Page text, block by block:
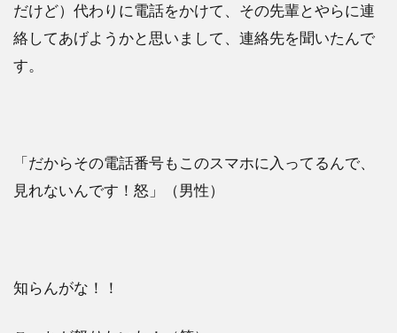
だけど）代わりに電話をかけて、その先輩とやらに連
絡してあげようかと思いまして、連絡先を聞いたんで
す。
「だからその電話番号もこのスマホに入ってるんで、
見れないんです！怒」（男性）
知らんがな！！